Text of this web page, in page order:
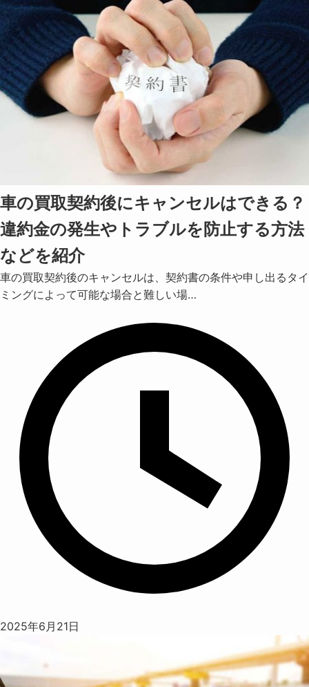
車の買取契約後にキャンセルはできる？
違約金の発生やトラブルを防止する方法
などを紹介
車の買取契約後のキャンセルは、契約書の条件や申し出るタイ
ミングによって可能な場合と難しい場…
2025年6月21日